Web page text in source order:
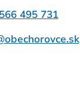
495 731